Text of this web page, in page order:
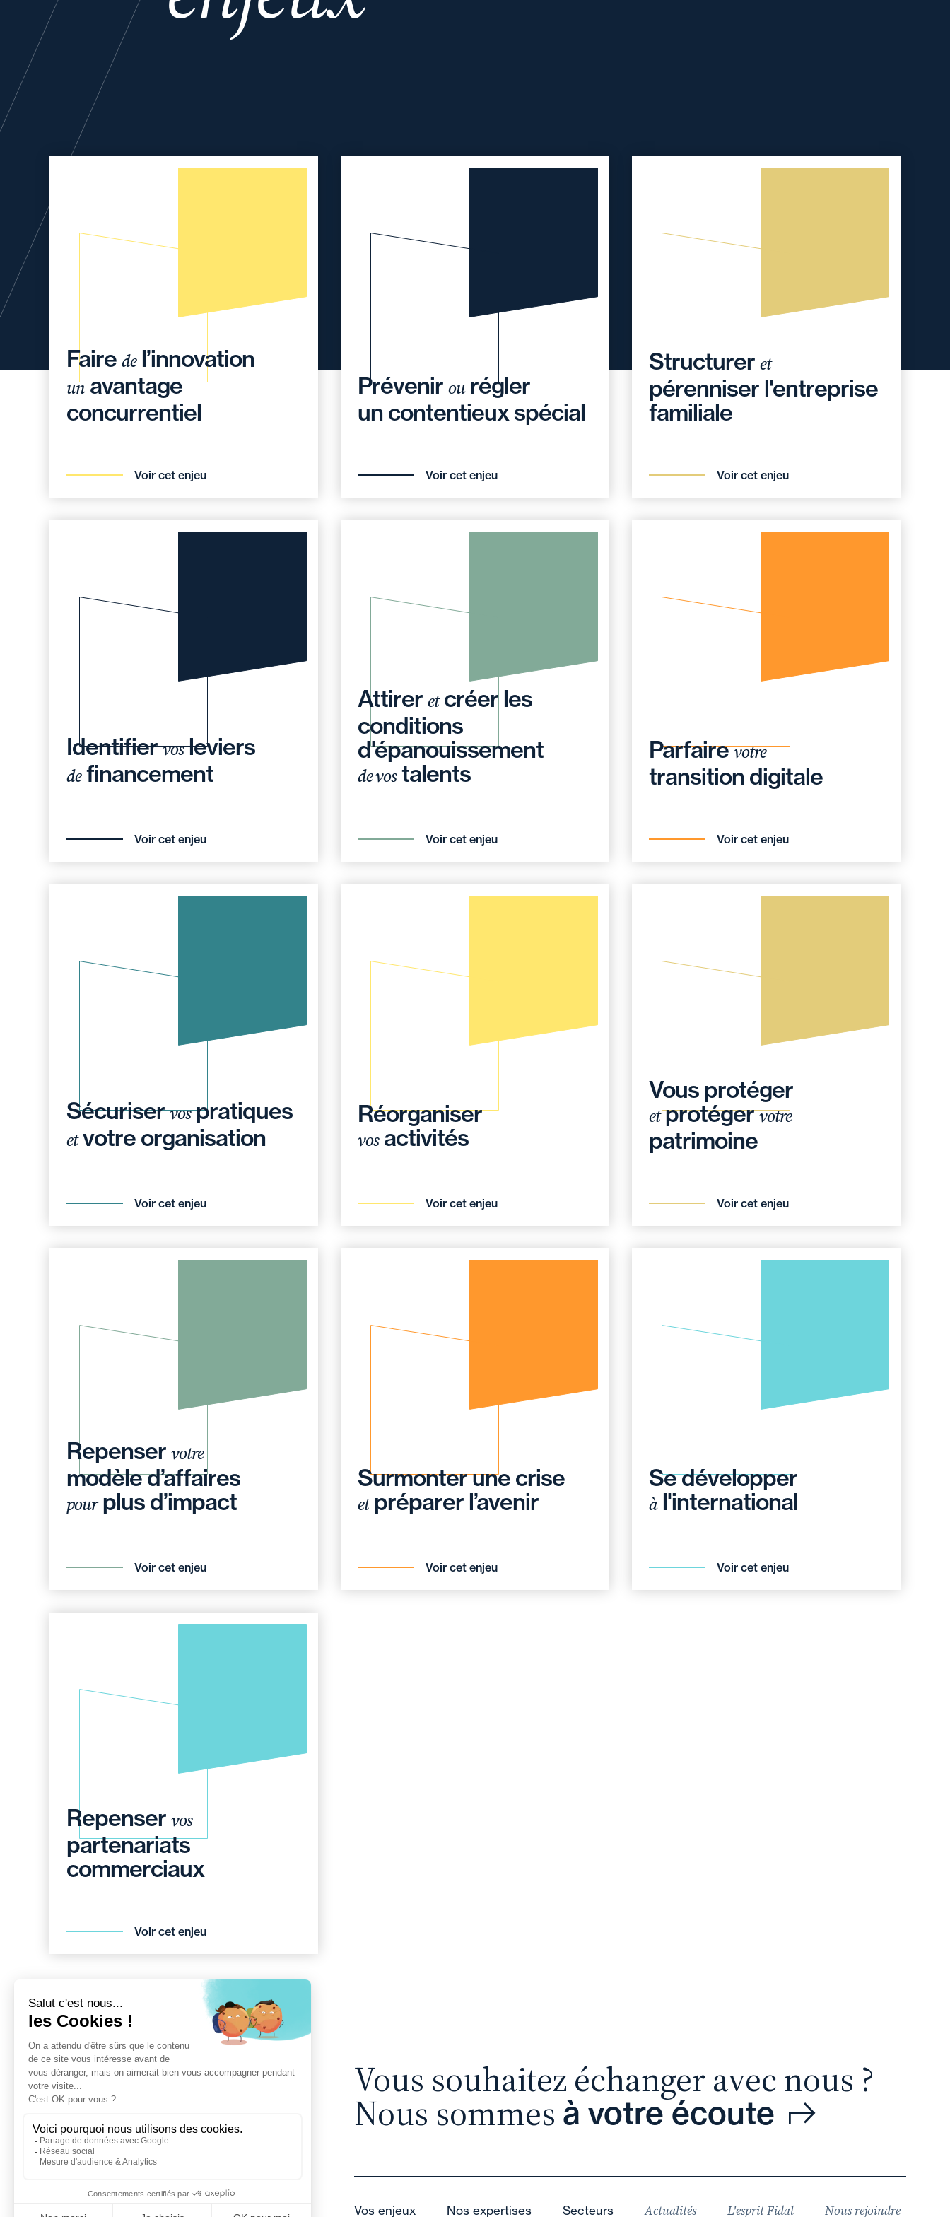
Faire del’innovation
unavantage
concurrentiel
Voir cet enjeu
Prévenirourégler
un contentieux spécial
Voir cet enjeu
Structurer et
pérenniser l'entreprise
familiale
Voir cet enjeu
Identifiervosleviers
definancement
Voir cet enjeu
Attirer etcréer les
conditions
d'épanouissement
de vostalents
Voir cet enjeu
Parfairevotre
transition digitale
Voir cet enjeu
Sécuriservospratiques
etvotre organisation
Voir cet enjeu
Réorganiser
vosactivités
Voir cet enjeu
Vous protéger
etprotégervotre
patrimoine
Voir cet enjeu
Repenser votre
modèle d’affaires
pourplus d’impact
Voir cet enjeu
Surmonter une crise
etpréparer l’avenir
Voir cet enjeu
Se développer
àl'international
Voir cet enjeu
Repenser vos
partenariats
commerciaux
Voir cet enjeu
Vous souhaitez échanger avec nous ?
Nous sommes à votre écoute
Vos enjeux Nos expertises Secteurs Actualités L'esprit Fidal Nous rejoindre